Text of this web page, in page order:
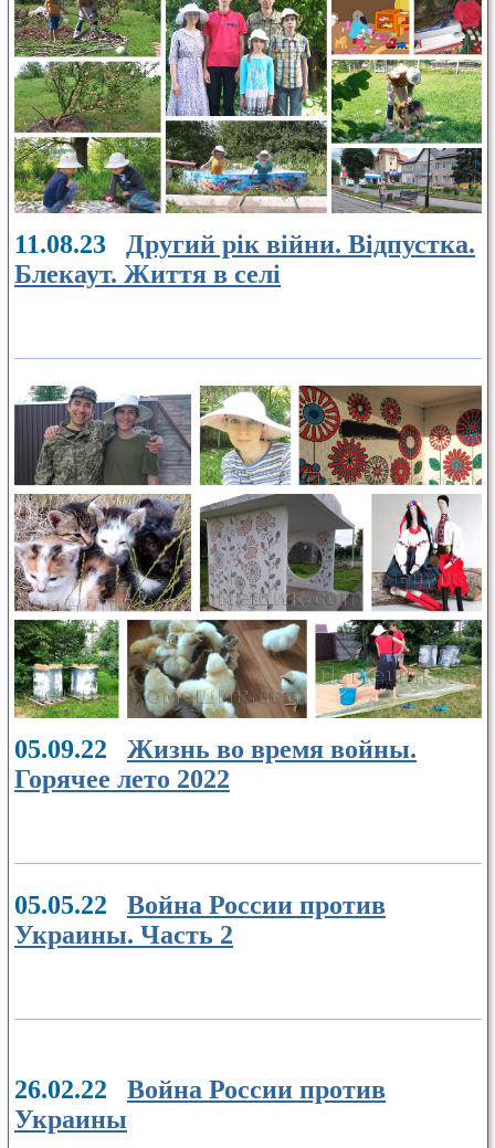
11.08.23 Другий рік війни. Відпустка.
Блекаут. Життя в селі
05.09.22 Жизнь во время войны.
Горячее лето 2022
05.05.22 Война России против
Украины. Часть 2
26.02.22 Война России против
Украины